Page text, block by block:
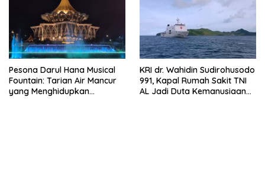
Pesona Darul Hana Musical
Fountain: Tarian Air Mancur
yang Menghidupkan
KRI dr. Wahidin Sudirohusodo
991, Kapal Rumah Sakit TNI
AL Jadi Duta Kemanusiaan